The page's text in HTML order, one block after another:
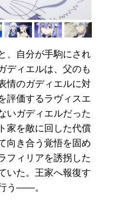
、自分が手駒にされ
ディエルは、父のも
情のガディエルに対
評価するラヴィスエ
いガディエルだった
家を敵に回した代償
向き合う覚悟を固め
フィリアを誘拐した
いた。王家へ報復す
う――。